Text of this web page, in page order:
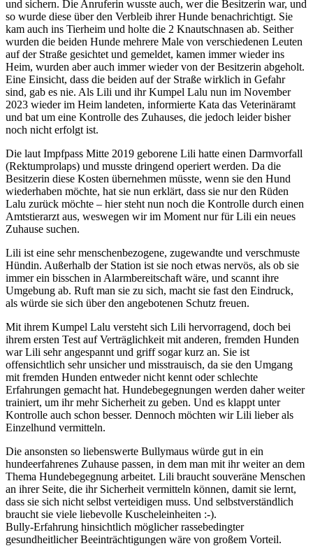
und sichern. Die Anruferin wusste auch, wer die Besitzerin war, und
so wurde diese über den Verbleib ihrer Hunde benachrichtigt. Sie
kam auch ins Tierheim und holte die 2 Knautschnasen ab. Seither
wurden die beiden Hunde mehrere Male von verschiedenen Leuten
auf der Straße gesichtet und gemeldet, kamen immer wieder ins
Heim, wurden aber auch immer wieder von der Besitzerin abgeholt.
Eine Einsicht, dass die beiden auf der Straße wirklich in Gefahr
sind, gab es nie. Als Lili und ihr Kumpel Lalu nun im November
2023 wieder im Heim landeten, informierte Kata das Veterinäramt
und bat um eine Kontrolle des Zuhauses, die jedoch leider bisher
noch nicht erfolgt ist.
Die laut Impfpass Mitte 2019 geborene Lili hatte einen Darmvorfall
(Rektumprolaps) und musste dringend operiert werden. Da die
Besitzerin diese Kosten übernehmen müsste, wenn sie den Hund
wiederhaben möchte, hat sie nun erklärt, dass sie nur den Rüden
Lalu zurück möchte – hier steht nun noch die Kontrolle durch einen
Amtstierarzt aus, weswegen wir im Moment nur für Lili ein neues
Zuhause suchen.
Lili ist eine sehr menschenbezogene, zugewandte und verschmuste
Hündin. Außerhalb der Station ist sie noch etwas nervös, als ob sie
immer ein bisschen in Alarmbereitschaft wäre, und scannt ihre
Umgebung ab. Ruft man sie zu sich, macht sie fast den Eindruck,
als würde sie sich über den angebotenen Schutz freuen.
Mit ihrem Kumpel Lalu versteht sich Lili hervorragend, doch bei
ihrem ersten Test auf Verträglichkeit mit anderen, fremden Hunden
war Lili sehr angespannt und griff sogar kurz an. Sie ist
offensichtlich sehr unsicher und misstrauisch, da sie den Umgang
mit fremden Hunden entweder nicht kennt oder schlechte
Erfahrungen gemacht hat. Hundebegegnungen werden daher weiter
trainiert, um ihr mehr Sicherheit zu geben. Und es klappt unter
Kontrolle auch schon besser. Dennoch möchten wir Lili lieber als
Einzelhund vermitteln.
Die ansonsten so liebenswerte Bullymaus würde gut in ein
hundeerfahrenes Zuhause passen, in dem man mit ihr weiter an dem
Thema Hundebegegnung arbeitet. Lili braucht souveräne Menschen
an ihrer Seite, die ihr Sicherheit vermitteln können, damit sie lernt,
dass sie sich nicht selbst verteidigen muss. Und selbstverständlich
braucht sie viele liebevolle Kuscheleinheiten :-).
Bully-Erfahrung hinsichtlich möglicher rassebedingter
gesundheitlicher Beeinträchtigungen wäre von großem Vorteil.